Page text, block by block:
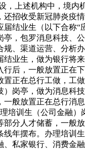
，上述机构中，境内
还招收受新冠肺炎疫
届结业生（以下合称“
亭，包罗消息科技、
规、渠道运营、分析
结业生，做为银行将
行后，一般放置正在
置正在总行工做，工
）岗亭，做为消息科
一般放置正在总行消
培训生（公司金融）
部分人才储蓄，一般
线年摆布。办理培训
、私家银行、消费金